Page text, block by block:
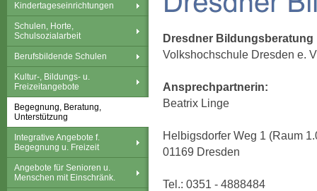
Kindertageseinrichtungen
Schulen, Horte,
Schulsozialarbeit
Berufsbildende Schulen
Kultur-, Bildungs- u.
Freizeitangebote
Begegnung, Beratung,
Unterstützung
Integrative Angebote f.
Begegnung u. Freizeit
Angebote für Senioren u.
Menschen mit Einschränk.
Dresdner Bildungsberatung
Volkshochschule Dresden e.
Ansprechpartnerin:
Beatrix Linge
Helbigsdorfer Weg 1 (Raum
01169 Dresden
Tel.: 0351 - 4888484